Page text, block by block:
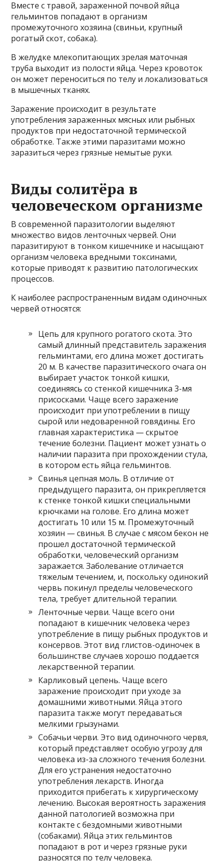
Вместе с травой, зараженной почвой яйца
гельминтов попадают в организм
промежуточного хозяина (свиньи, крупный
рогатый скот, собака).
В желудке млекопитающих зрелая маточная
труба выходит из полости яйца. Через кровоток
он может переноситься по телу и локализоваться
в мышечных тканях.
Заражение происходит в результате
употребления зараженных мясных или рыбных
продуктов при недостаточной термической
обработке. Также этими паразитами можно
заразиться через грязные немытые руки.
Виды солитёра в
человеческом организме
В современной паразитологии выделяют
множество видов ленточных червей. Они
паразитируют в тонком кишечнике и насыщают
организм человека вредными токсинами,
которые приводят к развитию патологических
процессов.
К наиболее распространенным видам одиночных
червей относятся:
Цепь для крупного рогатого скота. Это
самый длинный представитель заражения
гельминтами, его длина может достигать
20 м. В качестве паразитического очага он
выбирает участок тонкой кишки,
соединяясь со стенкой кишечника 3-мя
присосками. Чаще всего заражение
происходит при употреблении в пищу
сырой или недоваренной говядины. Его
главная характеристика — скрытое
течение болезни. Пациент может узнать о
наличии паразита при прохождении стула,
в котором есть яйца гельминтов.
Свинья цепная моль. В отличие от
предыдущего паразита, он прикрепляется
к стенке тонкой кишки специальными
крючками на голове. Его длина может
достигать 10 или 15 м. Промежуточный
хозяин — свинья. В случае с мясом бекон не
прошел достаточной термической
обработки, человеческий организм
заражается. Заболевание отличается
тяжелым течением, и, поскольку одинокий
червь покинул пределы человеческого
тела, требует длительной терапии.
Ленточные черви. Чаще всего они
попадают в кишечник человека через
употребление в пищу рыбных продуктов и
консервов. Этот вид глистов-одиночек в
большинстве случаев хорошо поддается
лекарственной терапии.
Карликовый цепень. Чаще всего
заражение происходит при уходе за
домашними животными. Яйца этого
паразита также могут передаваться
мелкими грызунами.
Собачьи черви. Это вид одиночного червя,
который представляет особую угрозу для
человека из-за сложного течения болезни.
Для его устранения недостаточно
употребления лекарств. Иногда
приходится прибегать к хирургическому
лечению. Высокая вероятность заражения
данной патологией возможна при
контакте с бездомными животными
(собаками). Яйца этих гельминтов
попадают в рот и через грязные руки
разносятся по телу человека.